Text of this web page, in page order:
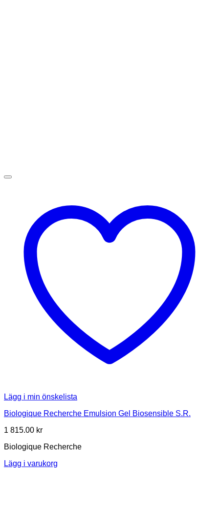
Lägg i min önskelista
Biologique Recherche Emulsion Gel Biosensible S.R.
1 815.00 kr
Biologique Recherche
Lägg i varukorg